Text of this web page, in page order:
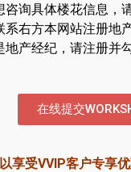
咨询具体楼花信息，
系右方本网站注册地
产经纪，请注册并
在线提交
享受VVIP客户专享